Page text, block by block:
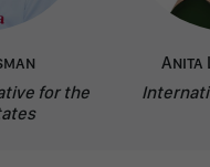
for the
Anita